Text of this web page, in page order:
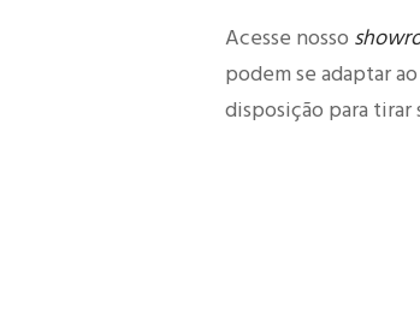
Acesse nosso
podem se adaptar
disposição para tirar